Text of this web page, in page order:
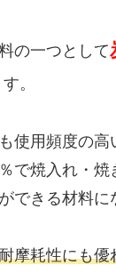
の一つとして
。
使用頻度の高
で焼入れ・
できる材料に
摩耗性にも優